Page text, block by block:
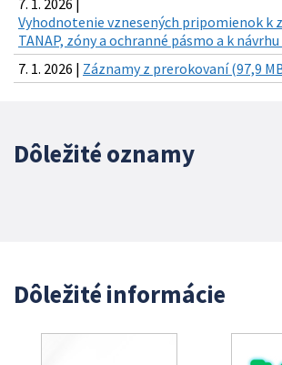
7. 1. 2026 |
Vyhodnotenie vznesených pripomienok k
TANAP, zóny a ochranné pásmo a k návrhu
7. 1. 2026 | Záznamy z prerokovaní (97,9
Dôležité oznamy
Dôležité informácie